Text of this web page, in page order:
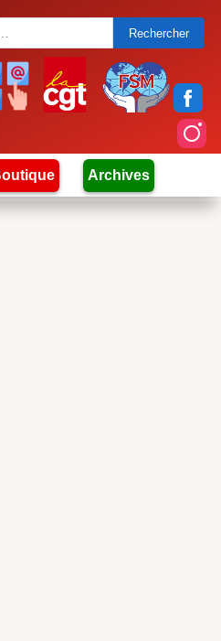
Archives